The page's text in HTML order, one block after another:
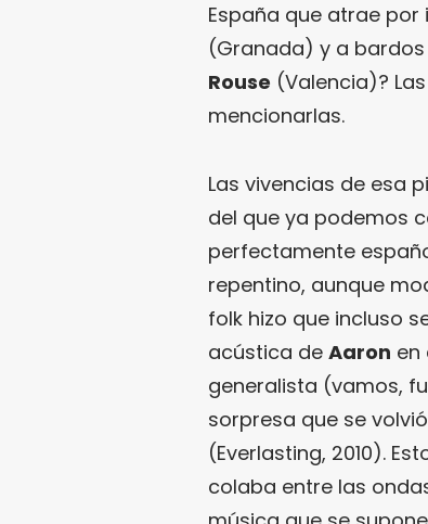
España que atrae
(Granada) y a
Rouse (Valencia)?
mencionarlas.
Las vivencias de esa
del que ya podemos
perfectamente
repentino, aunque
folk hizo que incluso
acústica de Aaron en
generalista (vamos,
sorpresa que se
(Everlasting, 2010).
colaba entre las